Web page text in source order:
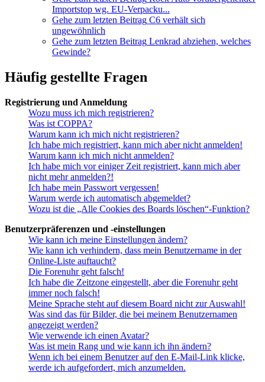
Importstop wg. EU-Verpacku...
Gehe zum letzten Beitrag C6 verhält sich
ungewöhnlich
Gehe zum letzten Beitrag Lenkrad abziehen, welches
Gewinde?
Häufig gestellte Fragen
Registrierung und Anmeldung
Wozu muss ich mich registrieren?
Was ist COPPA?
Warum kann ich mich nicht registrieren?
Ich habe mich registriert, kann mich aber nicht anmelden!
Warum kann ich mich nicht anmelden?
Ich habe mich vor einiger Zeit registriert, kann mich aber
nicht mehr anmelden?!
Ich habe mein Passwort vergessen!
Warum werde ich automatisch abgemeldet?
Wozu ist die „Alle Cookies des Boards löschen“-Funktion?
Benutzerpräferenzen und -einstellungen
Wie kann ich meine Einstellungen ändern?
Wie kann ich verhindern, dass mein Benutzername in der
Online-Liste auftaucht?
Die Forenuhr geht falsch!
Ich habe die Zeitzone eingestellt, aber die Forenuhr geht
immer noch falsch!
Meine Sprache steht auf diesem Board nicht zur Auswahl!
Was sind das für Bilder, die bei meinem Benutzernamen
angezeigt werden?
Wie verwende ich einen Avatar?
Was ist mein Rang und wie kann ich ihn ändern?
Wenn ich bei einem Benutzer auf den E-Mail-Link klicke,
werde ich aufgefordert, mich anzumelden.